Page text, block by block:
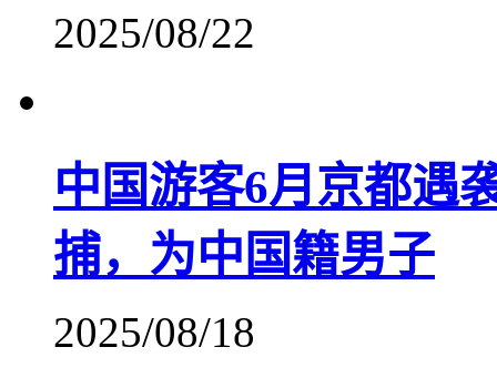
2025/08/22
中国游客6月京都遇
捕，为中国籍男子
2025/08/18